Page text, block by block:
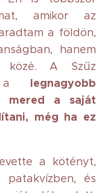
amikor az
a földön,
hanem
közé. A Szűz
a legnagyobb
mered a saját
még ha ez
a kötényt,
és